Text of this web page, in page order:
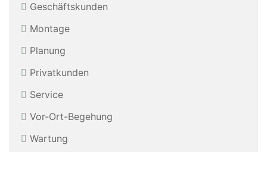
Geschäftskunden
Montage
Planung
Privatkunden
Service
Vor-Ort-Be­ge­hung
Wartung